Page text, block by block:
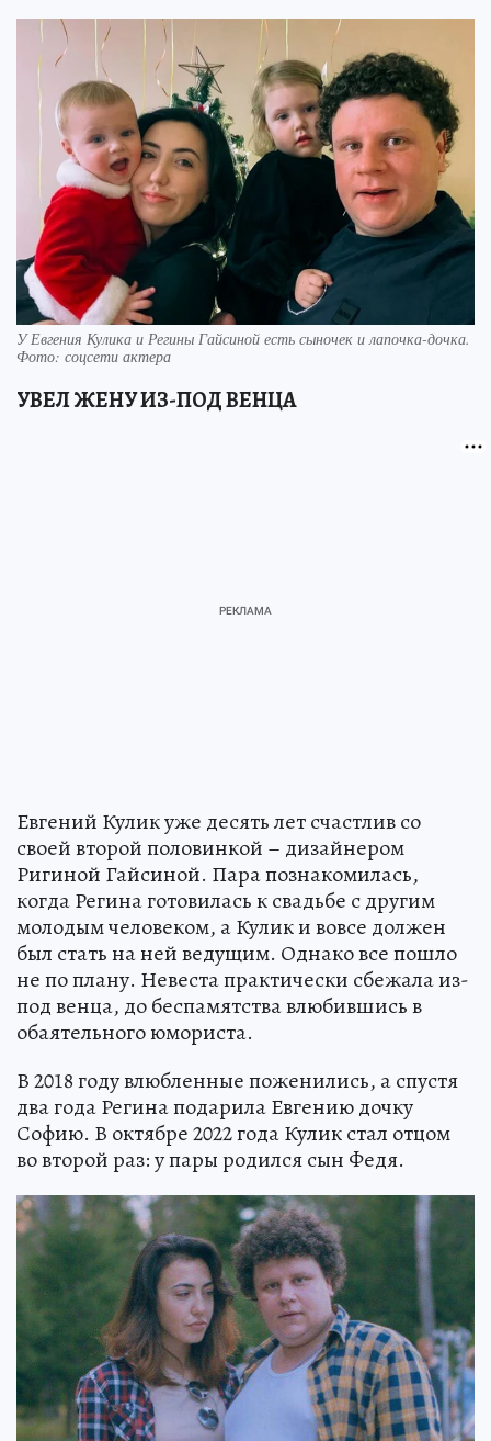
У Евгения Кулика и Регины Гайсиной есть сыночек и лапочка-дочка.
Фото: соцсети актера
УВЕЛ ЖЕНУ ИЗ-ПОД ВЕНЦА
Евгений Кулик уже десять лет счастлив со
своей второй половинкой – дизайнером
Ригиной Гайсиной. Пара познакомилась,
когда Регина готовилась к свадьбе с другим
молодым человеком, а Кулик и вовсе должен
был стать на ней ведущим. Однако все пошло
не по плану. Невеста практически сбежала из-
под венца, до беспамятства влюбившись в
обаятельного юмориста.
В 2018 году влюбленные поженились, а спустя
два года Регина подарила Евгению дочку
Софию. В октябре 2022 года Кулик стал отцом
во второй раз: у пары родился сын Федя.